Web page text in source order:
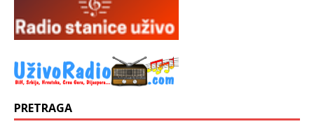
PRETRAGA